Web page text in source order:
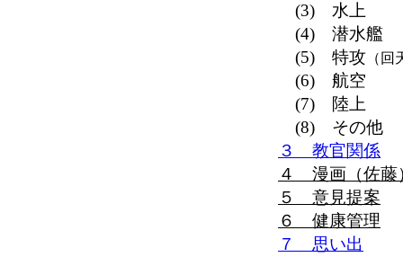
(3) 水上
(4) 潜水艦
(5) 特攻 （
(6) 航空
(7) 陸上
(8) その他
３ 教官関係
４ 漫画（佐藤
５ 意見提案
６ 健康管理
７ 思い出